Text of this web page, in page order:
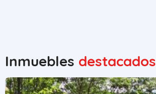
Inmuebles destacados